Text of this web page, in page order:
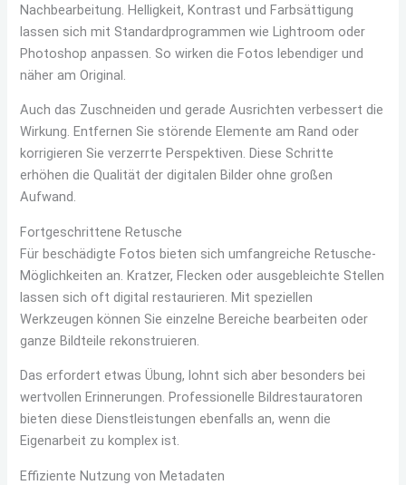
Nachbearbeitung. Helligkeit, Kontrast und Farbsättigung
lassen sich mit Standardprogrammen wie Lightroom oder
Photoshop anpassen. So wirken die Fotos lebendiger und
näher am Original.
Auch das Zuschneiden und gerade Ausrichten verbessert die
Wirkung. Entfernen Sie störende Elemente am Rand oder
korrigieren Sie verzerrte Perspektiven. Diese Schritte
erhöhen die Qualität der digitalen Bilder ohne großen
Aufwand.
Fortgeschrittene Retusche
Für beschädigte Fotos bieten sich umfangreiche Retusche-
Möglichkeiten an. Kratzer, Flecken oder ausgebleichte Stellen
lassen sich oft digital restaurieren. Mit speziellen
Werkzeugen können Sie einzelne Bereiche bearbeiten oder
ganze Bildteile rekonstruieren.
Das erfordert etwas Übung, lohnt sich aber besonders bei
wertvollen Erinnerungen. Professionelle Bildrestauratoren
bieten diese Dienstleistungen ebenfalls an, wenn die
Eigenarbeit zu komplex ist.
Effiziente Nutzung von Metadaten